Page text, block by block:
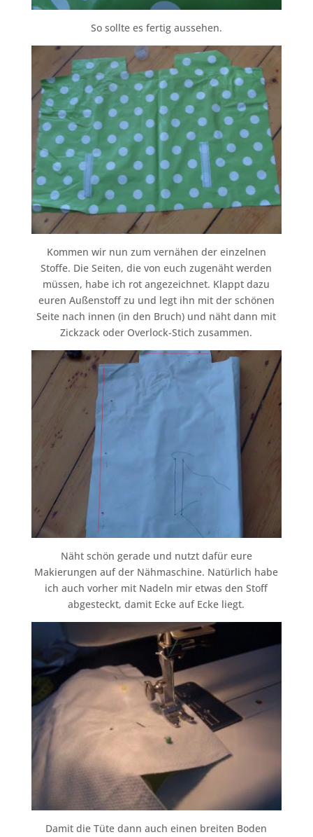
So sollte es fertig aussehen.
Kommen wir nun zum vernähen der einzelnen
Stoffe. Die Seiten, die von euch zugenäht werden
müssen, habe ich rot angezeichnet. Klappt dazu
euren Außenstoff zu und legt ihn mit der schönen
Seite nach innen (in den Bruch) und näht dann mit
Zickzack oder Overlock-Stich zusammen.
Näht schön gerade und nutzt dafür eure
Makierungen auf der Nähmaschine. Natürlich habe
ich auch vorher mit Nadeln mir etwas den Stoff
abgesteckt, damit Ecke auf Ecke liegt.
Damit die Tüte dann auch einen breiten Boden